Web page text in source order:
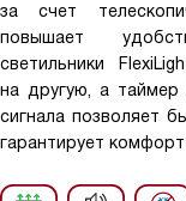
за счет
повышает
светильники
на другую, а таймер
сигнала позволяет
гарантирует комфорт